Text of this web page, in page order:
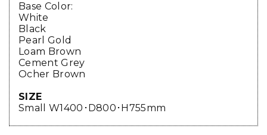
Base Color:
White
Black
Pearl Gold
Loam Brown
Cement Grey
Ocher Brown
SIZE
Small W1400･D800･H755mm